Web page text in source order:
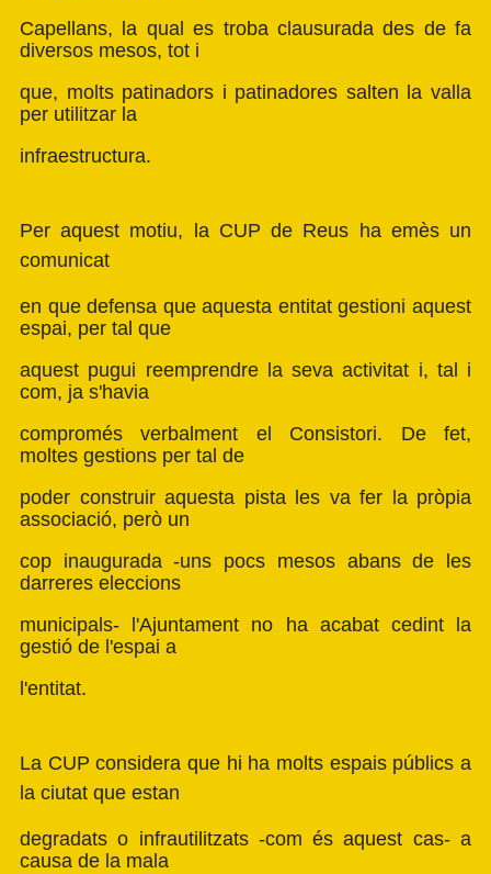
Capellans, la qual es troba clausurada des de fa
diversos mesos, tot i
que, molts patinadors i patinadores salten la valla
per utilitzar la
infraestructura.
Per aquest motiu, la CUP de Reus ha emès un
comunicat
en que defensa que aquesta entitat gestioni aquest
espai, per tal que
aquest pugui reemprendre la seva activitat i, tal i
com, ja s'havia
compromés verbalment el Consistori. De fet,
moltes gestions per tal de
poder construir aquesta pista les va fer la pròpia
associació, però un
cop inaugurada -uns pocs mesos abans de les
darreres eleccions
municipals- l'Ajuntament no ha acabat cedint la
gestió de l'espai a
l'entitat.
La CUP considera que hi ha molts espais públics a
la ciutat que estan
degradats o infrautilitzats -com és aquest cas- a
causa de la mala